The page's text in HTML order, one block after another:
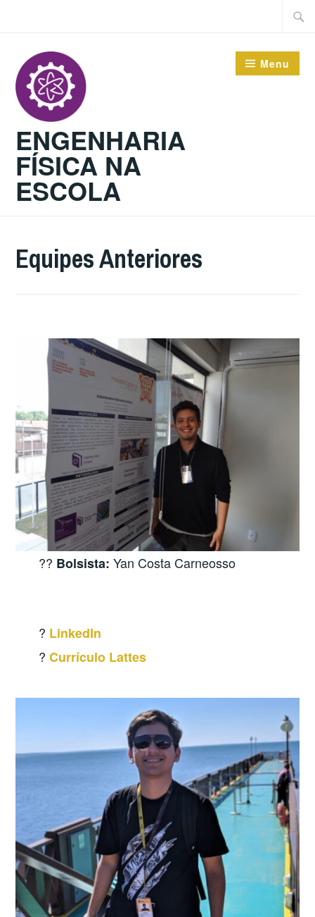
conteúdo
ENGENHARIA
FÍSICA NA
ESCOLA
Menu
Equipes Anteriores
?‍? Bolsista: Yan Costa Carneosso
? LinkedIn
? Currículo Lattes